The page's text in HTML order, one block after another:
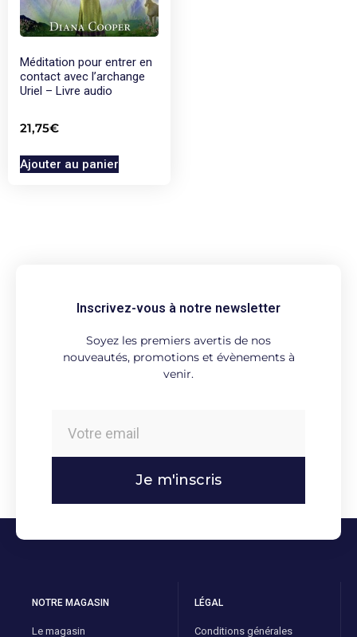
Méditation pour entrer en
contact avec l’archange
Uriel – Livre audio
21,75€
Ajouter au panier
Inscrivez-vous à notre newsletter
Soyez les premiers avertis de nos
nouveautés, promotions et évènements à
venir.
Je m'inscris
NOTRE MAGASIN
Le magasin
LÉGAL
Conditions générales